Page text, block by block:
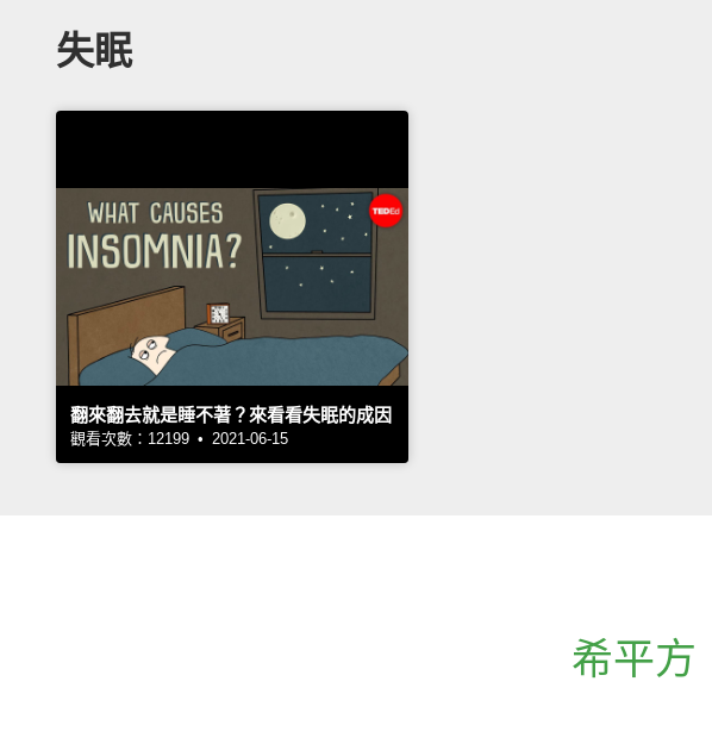
失眠
翻來翻去就是睡不著？來看看失眠的成因
觀看次數：12199 • 2021-06-15
希平方